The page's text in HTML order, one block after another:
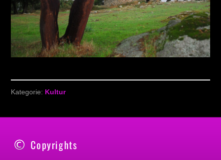
Kategorie: Kultur
Copyrights